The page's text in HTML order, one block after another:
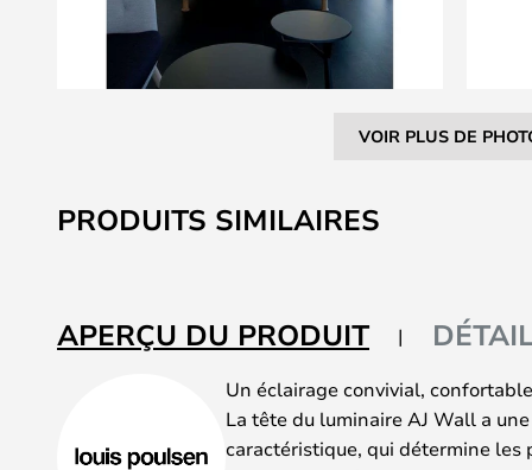
VOIR PLUS DE
to
the
the
images
PRODUITS SIMILAIRES
APERÇU DU PRODUIT
Un éclairage convivial,
La tête du luminaire AJ Wall a
caractéristique, qui détermine les